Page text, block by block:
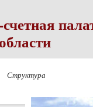
Структура